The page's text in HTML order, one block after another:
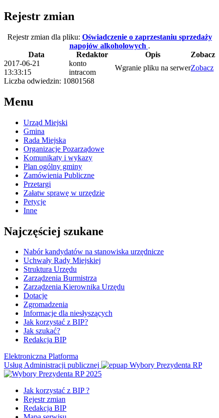
Rejestr zmian
Rejestr zmian dla pliku: Oświadczenie o zaprzestaniu sprzedaży
napojów alkoholowych .
Data
Redaktor Opis
Zobacz
2017-06-21
13:33:15
konto
intracom
Wgranie pliku na serwerZobacz
Liczba odwiedzin: 10801568
Menu
Urząd Miejski
Gmina
Rada Miejska
Organizacje Pozarządowe
Komunikaty i wykazy
Plan ogólny gminy
Zamówienia Publiczne
Przetargi
Załatw sprawę w urzędzie
Petycje
Inne
Najczęściej szukane
Nabór kandydatów na stanowiska urzędnicze
Uchwały Rady Miejskiej
Struktura Urzędu
Zarządzenia Burmistrza
Zarządzenia Kierownika Urzędu
Dotacje
Zgromadzenia
Informacje dla niesłyszących
Jak korzystać z BIP?
Jak szukać?
Redakcja BIP
Elektroniczna Platforma
Usług Administracji publicznej
Wybory Prezydenta RP
Jak korzystać z BIP ?
Rejestr zmian
Redakcja BIP